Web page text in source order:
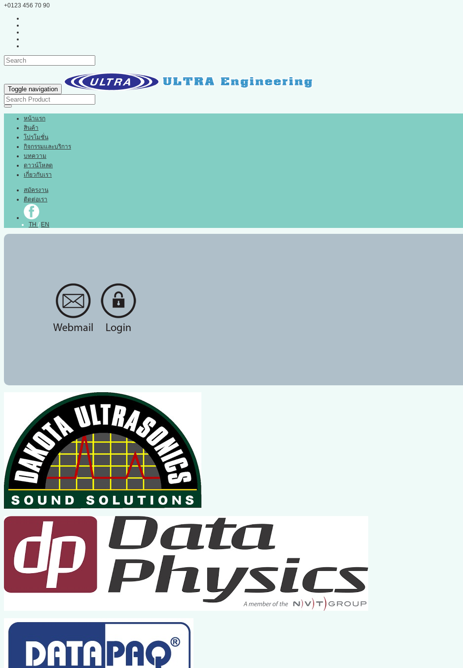
+0123 456 70 90
Toggle navigation
หน้าแรก
สินค้า
โปรโมชั่น
กิจกรรมและบริการ
บทความ
ดาวน์โหลด
เกี่ยวกับเรา
สมัครงาน
ติดต่อเรา
TH / EN